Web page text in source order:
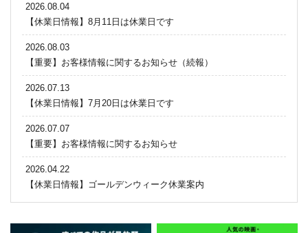
2026.08.04
【休業日情報】8月11日は休業日です
2026.08.03
【重要】お客様情報に関するお知らせ（続報）
2026.07.13
【休業日情報】7月20日は休業日です
2026.07.07
【重要】お客様情報に関するお知らせ
2026.04.22
【休業日情報】ゴールデンウィーク休業案内